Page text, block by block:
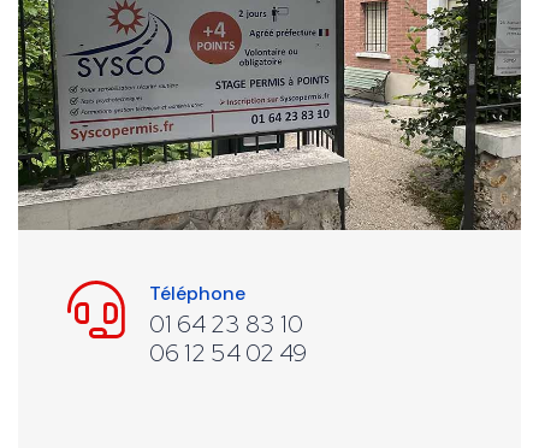
01 64 23 83 10
06 12 54 02 49
Téléphone